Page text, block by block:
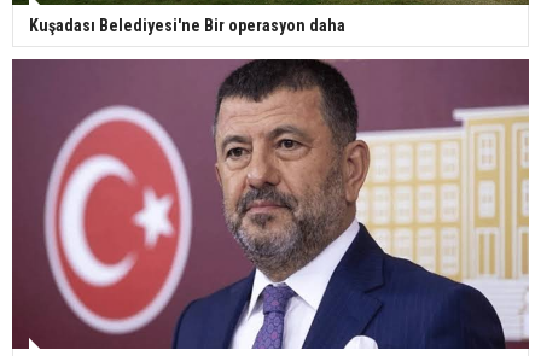
Kuşadası Belediyesi'ne Bir operasyon daha